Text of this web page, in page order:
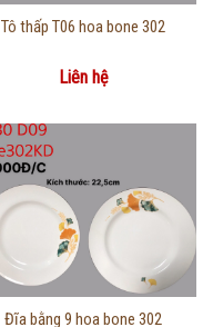
Thông tin chi tiết
Tô thấp T06 hoa bone 302
Liên hệ
Thông tin chi tiết
Đĩa bằng 9 hoa bone 302